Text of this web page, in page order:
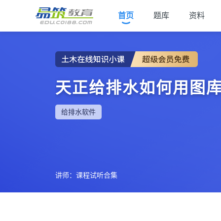
首页 题库 资料
天正给排水如何用图
给排水软件
讲师：课程试听合集